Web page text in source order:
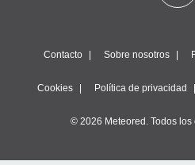
Contacto Sobre nosotros
Cookies Política de privacidad
© 2026 Meteored. Todos